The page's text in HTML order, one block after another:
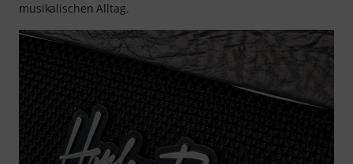
musikalischen Alltag.